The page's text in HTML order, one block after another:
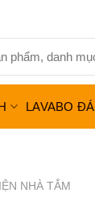
LAVABO ĐÁ
NHÀ TẮM